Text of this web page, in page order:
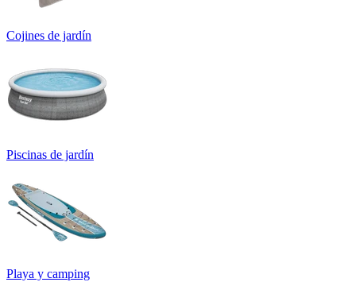
Cojines de jardín
Piscinas de jardín
Playa y camping